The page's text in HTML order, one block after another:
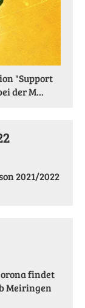
"Support
der M...
2021/2022
findet
Meiringen